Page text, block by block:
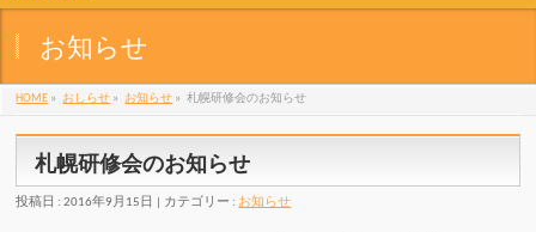
お知らせ
HOME » おしらせ » お知らせ » 札幌研修会のお知らせ
札幌研修会のお知らせ
投稿日 : 2016年9月15日 カテゴリー : お知らせ